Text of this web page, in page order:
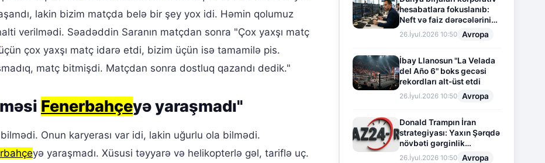
lakin bizim matçda belə bir şey yox idi. Həmin qolumuz
verilmədi. Səadəddin Saranın matçdan sonra "Çox yaxşı matç
çox yaxşı matç idarə etdi, bizim üçün isə tamamilə pis.
matç bitmişdi. Matçdan sonra dostluq qazandı dedik."
Fenerbahçeyə yaraşmadı"
Onun karyerası var idi, lakin uğurlu ola bilmədi.
yə yaraşmadı. Xüsusi təyyarə və helikopterlə gəl, tariflə uç.
hesabatlara fokuslanıb:
Neft və faiz dərəcələrinin
təsiri altında cari vəziyyət
26.İyul.2026 10:50 Avropa
İbay Llanosun "La Velada
del Año 6" boks gecəsi
rekordları alt-üst etdi
26.İyul.2026 10:50 Avropa
Donald Trampın İran
strategiyası: Yaxın Şərqdə
növbəti gərginlik
mərhələsi
26.İyul.2026 10:50 Avropa